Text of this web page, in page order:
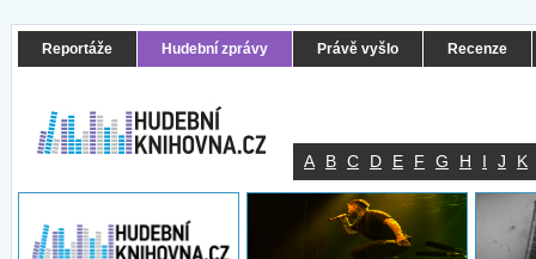
Reportáže Hudební zprávy Právě vyšlo Recenze
A B C D E F G H I J K